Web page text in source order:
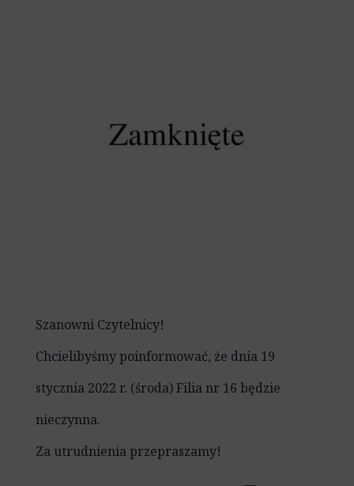
Szanowni Czytelnicy!
Chcielibyśmy poinformować, że dnia 19
stycznia 2022 r. (środa) Filia nr 16 będzie
nieczynna.
Za utrudnienia przepraszamy!